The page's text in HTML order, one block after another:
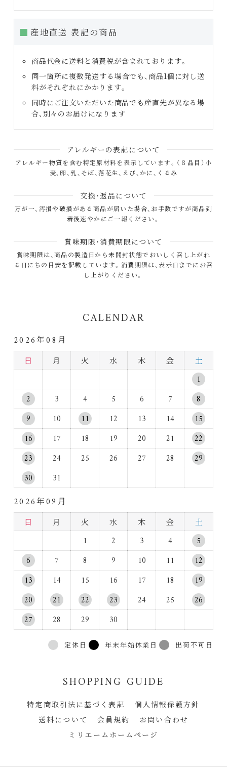
産地直送 表記の商品
商品代金に送料と消費税が含まれております。
同一箇所に複数発送する場合でも、商品1個に対し送
料がそれぞれにかかります。
同時にご注文いただいた商品でも産直先が異なる場
合、別々のお届けになります
アレルギーの表記について
アレルギー物質を含む特定原材料を表示しています。（８品目）小
麦、卵、乳、そば、落花生、えび、かに、くるみ
交換・返品について
万が一、汚損や破損がある商品が届いた場合、お手数ですが商品到
着後速やかにご一報ください。
賞味期限・消費期限について
賞味期限は、商品の製造日から未開封状態でおいしく召し上がれ
る日にちの目安を記載しています。消費期限は、表示日までにお召
し上がりください。
CALENDAR
2026年08月
日 月 火 水 木 金 土
1
2
3 4 5 6 7
8
9
10 11 12 13 14
15
16
17 18 19 20 21
22
23
24 25 26 27 28
29
30
31
2026年09月
日 月 火 水 木 金 土
1 2 3 4
5
6
7 8 9 10 11
12
13
14 15 16 17 18
19
20
21 22 23 24 25
26
27
28 29 30
定休日 年末年始休業日 出荷不可日
SHOPPING GUIDE
特定商取引法に基づく表記
個人情報保護方針
送料について
会員規約
お問い合わせ
ミリエームホームページ